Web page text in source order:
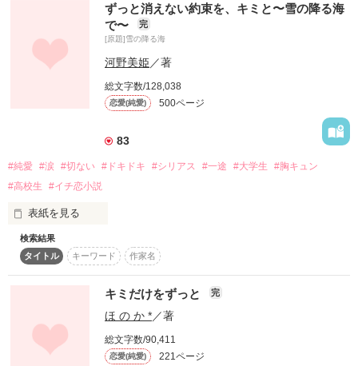
総合ランキングIN
2021.07.30
野いちご 総合ランキング
* Special Thanks *
レビューありがとうございます！
キミはいつものように
何事もなく笑ってたから
ごめんね
ごめんなさい
それでも私は
「猫んなっちゃうんだもん」
そんな可愛い笑顔で言われてもー…(白目)
「ねぇ、凛。 飼われてあげようか」
そんなわけで
こちらのクセ有りあざとイケメンと甘々同居生活、始めます。
ある日猫になっちゃったクラスの人気者
でも、一人暮らしは色々大変で…
成績常にトップ、イケメンで学年一のモテ男の無愛想転校生
かみ ゆうや
小さくてリスみたいな可愛い女の子
岩瀬 未来
いわせ みき
｢大丈夫…俺が絶対守るから…｣
｢俺じゃなきゃ…許さねーぞ？｣
ずっと消えない約束を、キミと〜雪の降る海
で〜
完
[原題]雪の降る海
河野美姫／著
総文字数/128,038
恋愛(純愛) 500ページ
83
#純愛 #涙 #切ない #ドキドキ #シリアス #一途 #大学生
#胸キュン
#高校生
#イチ恋小説
表紙を見る
『一生に一度の恋』小説コンテストで
優秀賞をいただき、
ケータイ小説文庫ブルーレーベルより
書籍化が決定いたしました。
皆さまに心より感謝を込めて。
検索結果
タイトル
キーワード 作家名
キミだけをずっと 完
ほ の か *／著
総文字数/90,411
恋愛(純愛) 221ページ